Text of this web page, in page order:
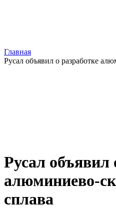
Главная
Русал объявил о разработке
Русал объявил
алюминиево-
сплава